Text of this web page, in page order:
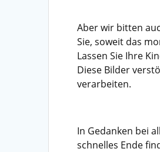
Aber wir bitten
Sie, soweit das
Lassen Sie Ihre
Diese Bilder
verarbeiten.
In Gedanken bei
schnelles Ende